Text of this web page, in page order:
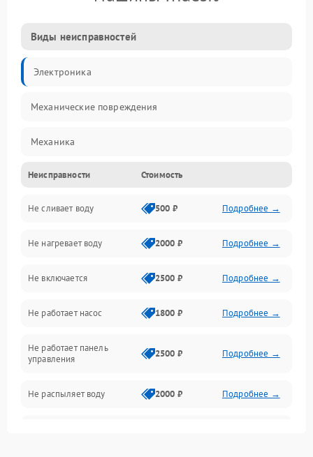
Виды неисправностей
Электроника
Механические повреждения
Механика
Управление
Электропитание
Датчики
Нагрев
Вода
Гигиена
Программное обеспечение
Неисправности Стоимость
Не сливает воду 500 ₽ Подробнее →
Не нагревает воду 2000 ₽ Подробнее →
Не включается 2500 ₽ Подробнее →
Не работает насос 1800 ₽ Подробнее →
Не работает панель
управления
2500 ₽ Подробнее →
Не распыляет воду 2000 ₽ Подробнее →